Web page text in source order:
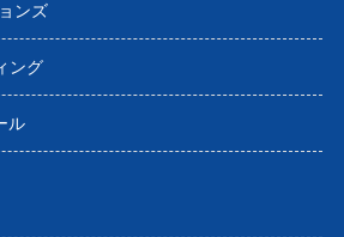
ンズ
ング
ル